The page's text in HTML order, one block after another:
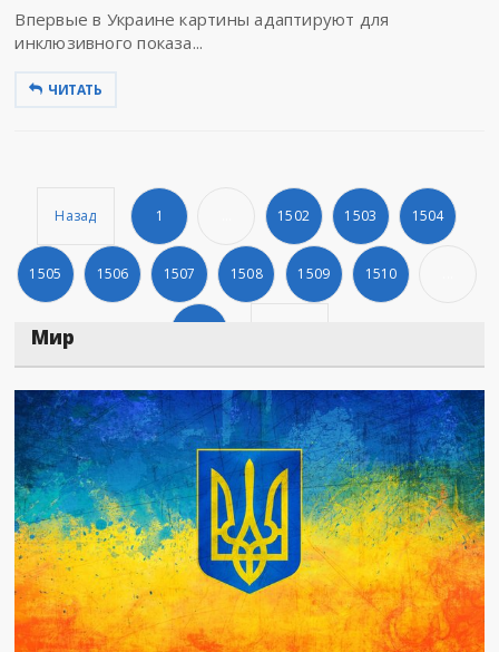
Впервые в Украине картины адаптируют для
инклюзивного показа...
ЧИТАТЬ
Назад 1 1502 1503 1504
1505 1506 1507 1508 1509 1510
Мир